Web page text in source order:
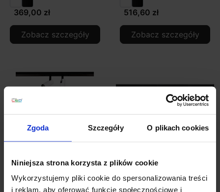
Zgoda Szczegóły O plikach cookies
Niniejsza strona korzysta z plików cookie
Wykorzystujemy pliki cookie do spersonalizowania treści
i reklam, aby oferować funkcje społecznościowe i
369,00 zł
Zobacz szczegóły
516,60 zł
Zobacz szczegóły
DUE MULTILINE
MULTILINE reflektor